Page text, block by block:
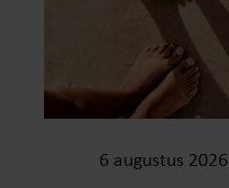
6 augustus 2026